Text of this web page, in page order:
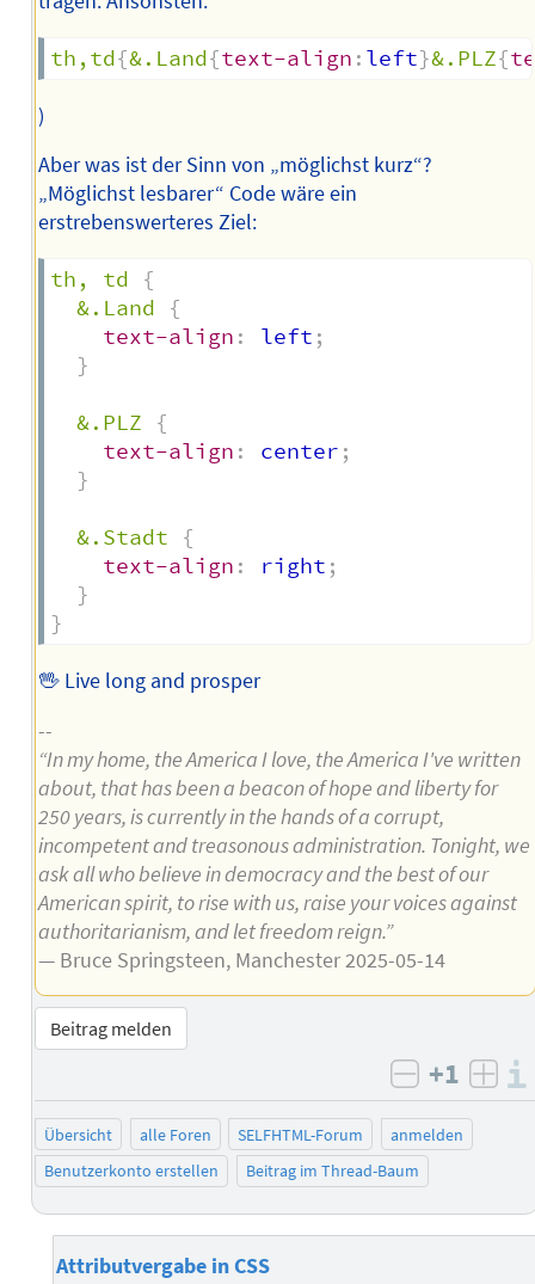
th,td{&.Land{text-align : left}&.PLZ{
)
Aber was ist der Sinn von „möglichst kurz“?
„Möglichst lesbarer“ Code wäre ein
erstrebenswerteres Ziel:
th, td
{
&.Land
{
text-align : left ;
}
&.PLZ
{
text-align : center ;
}
&.Stadt
{
text-align : right ;
}
}
🖖 Live long and prosper
--
“In my home, the America I love, the America I've written
about, that has been a beacon of hope and liberty for
250 years, is currently in the hands of a corrupt,
incompetent and treasonous administration. Tonight, we
ask all who believe in democracy and the best of our
American spirit, to rise with us, raise your voices against
authoritarianism, and let freedom reign.”
— Bruce Springsteen, Manchester 2025-05-14
Beitrag melden
negativ
+1
Übersicht alle Foren SELFHTML-Forum
anmelden
Benutzerkonto erstellen
Beitrag im Thread-Baum
Attributvergabe in CSS